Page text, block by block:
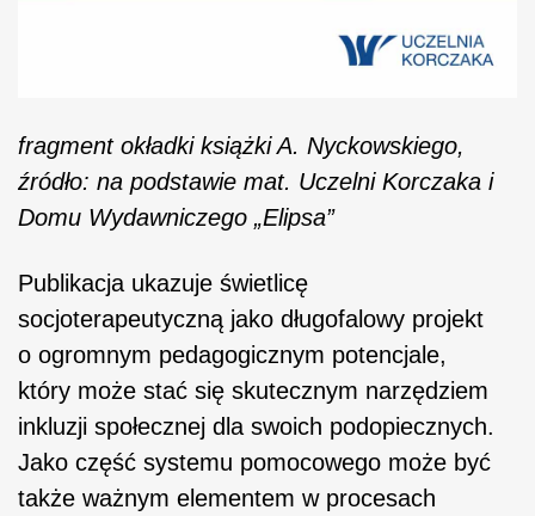
fragment okładki książki A. Nyckowskiego,
źródło: na podstawie mat. Uczelni Korczaka i
Domu Wydawniczego „Elipsa”
Publikacja ukazuje świetlicę
socjoterapeutyczną jako długofalowy projekt
o ogromnym pedagogicznym potencjale,
który może stać się skutecznym narzędziem
inkluzji społecznej dla swoich podopiecznych.
Jako część systemu pomocowego może być
także ważnym elementem w procesach